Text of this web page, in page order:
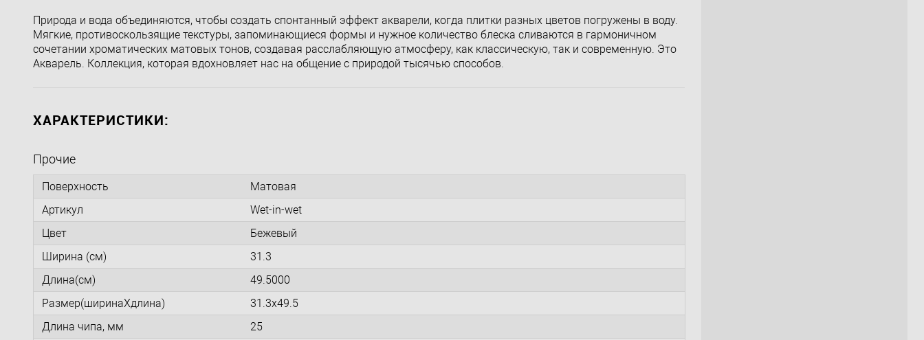
Природа и вода объединяются, чтобы создать спонтанный эффект акварели, когда плитки разных цветов погружены в воду.
Мягкие, противоскользящие текстуры, запоминающиеся формы и нужное количество блеска сливаются в гармоничном
сочетании хроматических матовых тонов, создавая расслабляющую атмосферу, как классическую, так и современную. Это
Акварель. Коллекция, которая вдохновляет нас на общение с природой тысячью способов.
ХАРАКТЕРИСТИКИ:
Прочие
Поверхность
Матовая
Артикул
Wet-in-wet
Цвет
Бежевый
Ширина (см)
31.3
Длина(см)
49.5000
Размер(ширинаXдлина)
31.3x49.5
Длина чипа, мм
25